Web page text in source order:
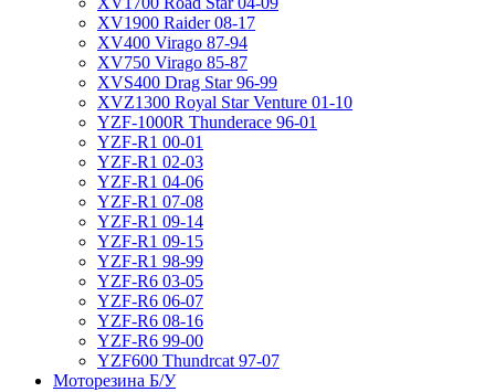
XV1900 Raider 08-17
XV400 Virago 87-94
XV750 Virago 85-87
XVS400 Drag Star 96-99
XVZ1300 Royal Star Venture 01-10
YZF-1000R Thunderace 96-01
YZF-R1 00-01
YZF-R1 02-03
YZF-R1 04-06
YZF-R1 07-08
YZF-R1 09-14
YZF-R1 09-15
YZF-R1 98-99
YZF-R6 03-05
YZF-R6 06-07
YZF-R6 08-16
YZF-R6 99-00
YZF600 Thundrcat 97-07
Моторезина Б/У